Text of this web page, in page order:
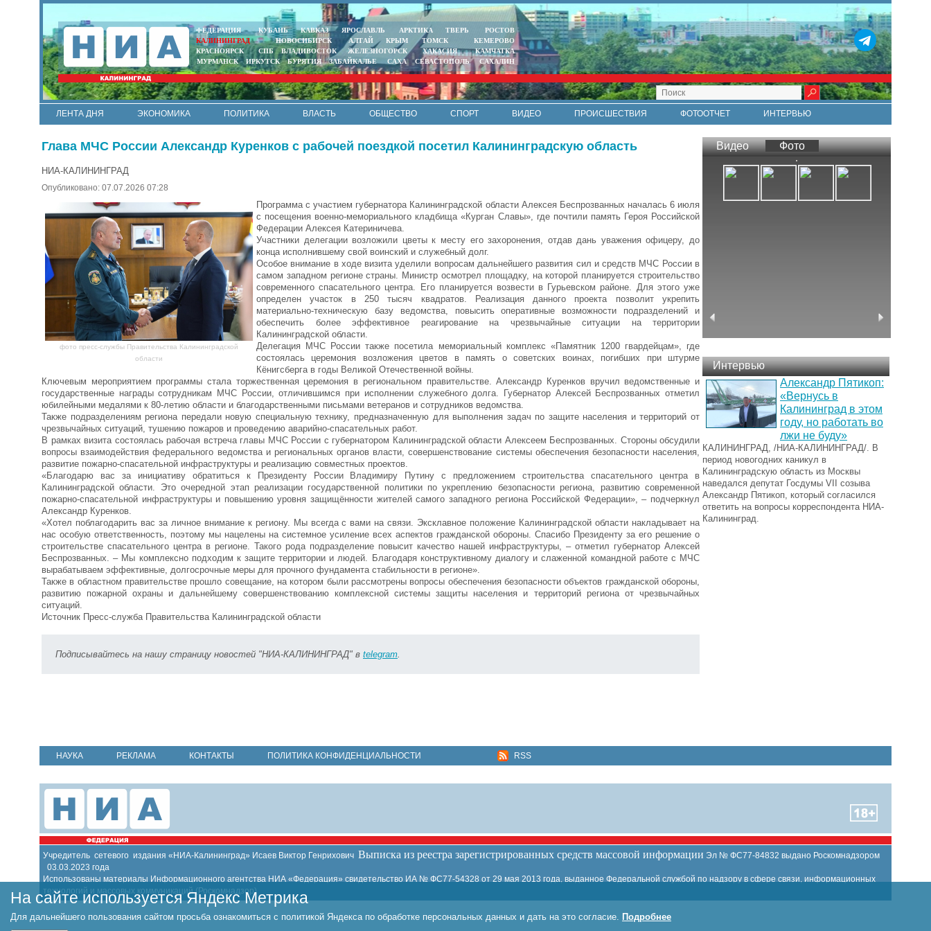
ФЕДЕРАЦИЯ КУБАНЬ КАВКАЗ ЯРОСЛАВЛЬ АРКТИКА ТВЕРЬ
РОСТОВ
КАЛИНИНГРАД
НОВОСИБИРСК АЛТАЙ КРЫМ ТОМСК
КЕМЕРОВО
КРАСНОЯРСК
СПБ ВЛАДИВОСТОК ЖЕЛЕЗНОГОРСК ХАКАСИЯ
КАМЧАТКА
МУРМАНСК
ИРКУТСК БУРЯТИЯ ЗАБАЙКАЛЬЕ САХА СЕВАСТОПОЛЬ САХАЛИН
ЛЕНТА ДНЯ ЭКОНОМИКА ПОЛИТИКА ВЛАСТЬ ОБЩЕСТВО СПОРТ ВИДЕО ПРОИСШЕСТВИЯ ФОТООТЧЕТ
ИНТЕРВЬЮ
Глава МЧС России Александр Куренков с рабочей поездкой посетил Калининградскую область
НИА-КАЛИНИНГРАД
Опубликовано: 07.07.2026 07:28
фото пресс-службы Правительства Калининградской
области
Программа с участием губернатора Калининградской области Алексея Беспрозванных началась 6 июля
с посещения военно-мемориального кладбища «Курган Славы», где почтили память Героя Российской
Федерации Алексея Катериничева.
Участники делегации возложили цветы к месту его захоронения, отдав дань уважения офицеру, до
конца исполнившему свой воинский и служебный долг.
Особое внимание в ходе визита уделили вопросам дальнейшего развития сил и средств МЧС России в
самом западном регионе страны. Министр осмотрел площадку, на которой планируется строительство
современного спасательного центра. Его планируется возвести в Гурьевском районе. Для этого уже
определен участок в 250 тысяч квадратов. Реализация данного проекта позволит укрепить
материально-техническую базу ведомства, повысить оперативные возможности подразделений и
обеспечить более эффективное реагирование на чрезвычайные ситуации на территории
Калининградской области.
Делегация МЧС России также посетила мемориальный комплекс «Памятник 1200 гвардейцам», где
состоялась церемония возложения цветов в память о советских воинах, погибших при штурме
Кёнигсберга в годы Великой Отечественной войны.
Ключевым мероприятием программы стала торжественная церемония в региональном правительстве. Александр Куренков вручил ведомственные и
государственные награды сотрудникам МЧС России, отличившимся при исполнении служебного долга. Губернатор Алексей Беспрозванных отметил
юбилейными медалями к 80-летию области и благодарственными письмами ветеранов и сотрудников ведомства.
Также подразделениям региона передали новую специальную технику, предназначенную для выполнения задач по защите населения и территорий от
чрезвычайных ситуаций, тушению пожаров и проведению аварийно-спасательных работ.
В рамках визита состоялась рабочая встреча главы МЧС России с губернатором Калининградской области Алексеем Беспрозванных. Стороны обсудили
вопросы взаимодействия федерального ведомства и региональных органов власти, совершенствование системы обеспечения безопасности населения,
развитие пожарно-спасательной инфраструктуры и реализацию совместных проектов.
«Благодарю вас за инициативу обратиться к Президенту России Владимиру Путину с предложением строительства спасательного центра в
Калининградской области. Это очередной этап реализации государственной политики по укреплению безопасности региона, развитию современной
пожарно-спасательной инфраструктуры и повышению уровня защищённости жителей самого западного региона Российской Федерации», – подчеркнул
Александр Куренков.
«Хотел поблагодарить вас за личное внимание к региону. Мы всегда с вами на связи. Эксклавное положение Калининградской области накладывает на
нас особую ответственность, поэтому мы нацелены на системное усиление всех аспектов гражданской обороны. Спасибо Президенту за его решение о
строительстве спасательного центра в регионе. Такого рода подразделение повысит качество нашей инфраструктуры, – отметил губернатор Алексей
Беспрозванных. – Мы комплексно подходим к защите территории и людей. Благодаря конструктивному диалогу и слаженной командной работе с МЧС
вырабатываем эффективные, долгосрочные меры для прочного фундамента стабильности в регионе».
Также в областном правительстве прошло совещание, на котором были рассмотрены вопросы обеспечения безопасности объектов гражданской обороны,
развитию пожарной охраны и дальнейшему совершенствованию комплексной системы защиты населения и территорий региона от чрезвычайных
ситуаций.
Источник Пресс-служба Правительства Калининградской области
Подписывайтесь на нашу страницу новостей "НИА-КАЛИНИНГРАД" в telegram
Видео Фото
Интервью
Александр Пятикоп:
«Вернусь в
Калининград в этом
году, но работать во
лжи не буду»
КАЛИНИНГРАД, /НИА-КАЛИНИНГРАД/. В
период новогодних каникул в
Калининградскую область из Москвы
наведался депутат Госдумы VII созыва
Александр Пятикоп, который согласился
ответить на вопросы корреспондента НИА-
Калининград.
НАУКА РЕКЛАМА КОНТАКТЫ ПОЛИТИКА КОНФИДЕНЦИАЛЬНОСТИ RSS
Учредитель сетевого издания «НИА-Калининград» Исаев Виктор Генрихович Выписка из реестра зарегистрированных средств массовой информации Эл № ФС77-84832 выдано Роскомнадзором
03.03.2023 года
Использованы материалы Информационного агентства НИА «Федерация» свидетельство ИА № ФС77-54328 от 29 мая 2013 года, выданное Федеральной службой по надзору в сфере связи, информационных
технологий и массовых коммуникаций (Роскомнадзор)
На сайте используется Яндекс Метрика
Для дальнейшего пользования сайтом просьба ознакомиться с политикой Яндекса по обработке персональных данных и дать на это согласие. Подробнее